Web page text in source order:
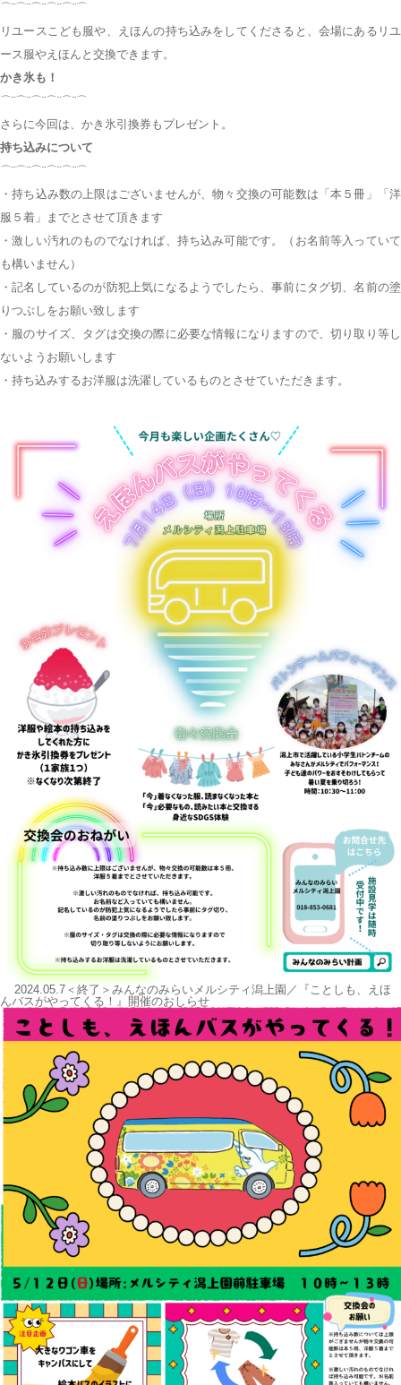
⌒¨⌒¨⌒¨⌒¨⌒¨⌒
リユースこども服や、えほんの持ち込みをしてくださると、会場にあるリユ
ース服やえほんと交換できます。
かき氷も！
⌒¨⌒¨⌒¨⌒¨⌒¨⌒
さらに今回は、かき氷引換券もプレゼント。
持ち込みについて
⌒¨⌒¨⌒¨⌒¨⌒¨⌒
・持ち込み数の上限はございませんが、物々交換の可能数は「本５冊」「洋
服５着」までとさせて頂きます
・激しい汚れのものでなければ、持ち込み可能です。（お名前等入っていて
も構いません）
・記名しているのが防犯上気になるようでしたら、事前にタグ切、名前の塗
りつぶしをお願い致します
・服のサイズ、タグは交換の際に必要な情報になりますので、切り取り等し
ないようお願いします
・持ち込みするお洋服は洗濯しているものとさせていただきます。
2024.05.7＜終了＞みんなのみらいメルシティ潟上園／『ことしも、えほ
んバスがやってくる！』開催のおしらせ